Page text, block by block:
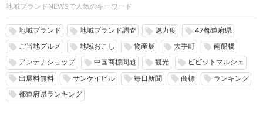
地域ブランドNEWSで人気のキーワード
local_offer 地域ブランド local_offer 地域ブランド調査 local_offer 魅力度 local_offer 47都道府県
local_offer ご当地グルメ local_offer 地域おこし local_offer 物産展 local_offer 大手町 local_offer 南船橋
local_offer アンテナショップ local_offer 中国商標問題 local_offer 観光 local_offer ビビットマルシェ
local_offer 出展料無料 local_offer サンケイビル local_offer 毎日新聞 local_offer 商標 local_offer ランキング
local_offer 都道府県ランキング